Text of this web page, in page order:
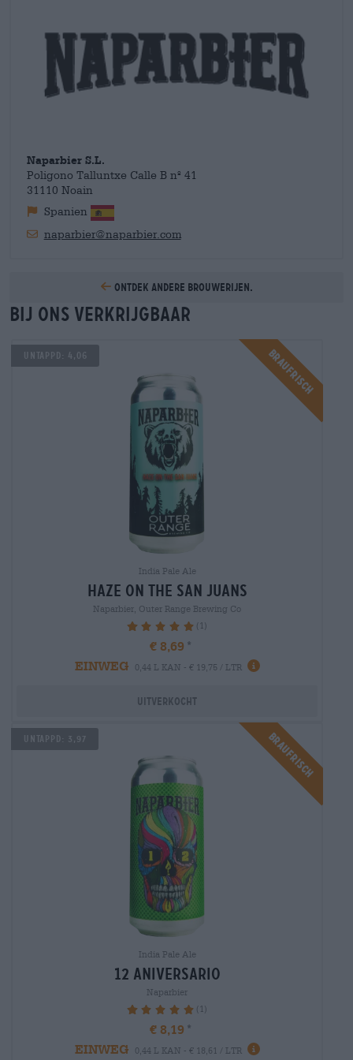
brouwerij van Spanje en Juan heeft nu brouwersvrienden over
de hele wereld met wie hij samenwerkt. De onderlinge
uitwisseling van ervaringen, recepten en ingrediënten is een
belangrijk onderdeel van de craftbiercultuur en helpt vooral
Naparbier S.L.
Poligono Talluntxe Calle B nº 41
31110 Noain
Spanien
naparbier@naparbier.com
Ontdek andere brouwerijen.
Bij ons verkrijgbaar
Braufrisch
Untappd: 4,06
India Pale Ale
haze on the san juans
Naparbier, Outer Range Brewing Co
100% (1)
€ 8,69
EINWEG
0,44 L KAN - € 19,75 / LTR
Uitverkocht
Braufrisch
Untappd: 3,97
India Pale Ale
12 aniversario
Naparbier
100% (1)
€ 8,19
EINWEG
0,44 L KAN - € 18,61 / LTR